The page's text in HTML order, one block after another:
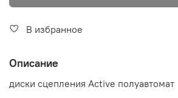
В избранное
Описание
диски сцепления Active полуавтомат